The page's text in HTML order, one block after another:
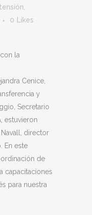
0 Likes
la
Cenice,
y
Secretario
estuvieron
director
En este
de
capacitaciones
para nuestra